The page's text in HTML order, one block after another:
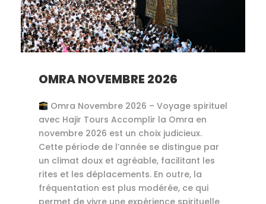
OMRA NOVEMBRE 2026
Omra Novembre 2026 – Voyage spirituel
avec Hajir Tours Accomplir la Omra en
novembre 2026 est un choix judicieux.
Cette période de l’année se distingue par
un climat doux et agréable, facilitant les
rites et les déplacements. En outre, la
fréquentation est plus modérée, ce qui